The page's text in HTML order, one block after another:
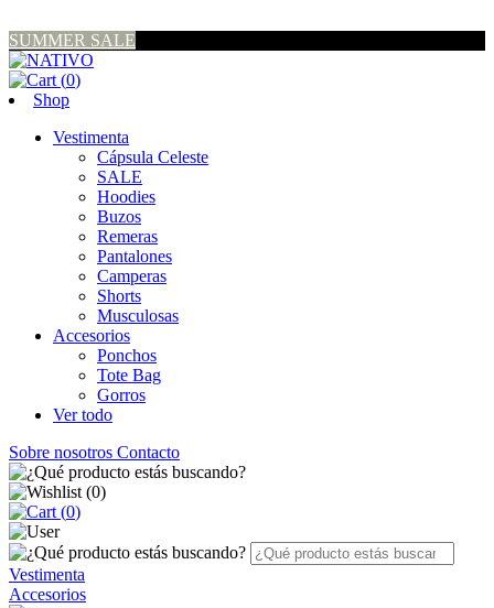
SUMMER SALE
(0)
Shop
Vestimenta
Cápsula Celeste
SALE
Hoodies
Buzos
Remeras
Pantalones
Camperas
Shorts
Musculosas
Accesorios
Ponchos
Tote Bag
Gorros
Ver todo
Sobre nosotros Contacto
(0)
(0)
Vestimenta
Accesorios